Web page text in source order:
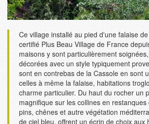
Ce village installé au pied d'une falaise
certifié Plus Beau Village de France
maisons y sont particulièrement
décorées avec un style typiquement
sont en contrebas de la Cassole en sont
celles à même la falaise, habitations
charme particulier. Du haut du rocher un
magnifique sur les collines en
pins, chênes et autre végétation
de ciel bleu, offrent un écrin de choix aux